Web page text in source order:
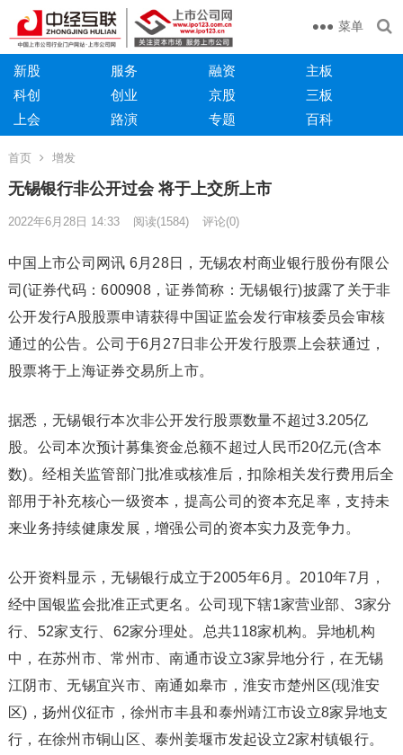
菜单
新股 服务 融资
主板
科创
创业 京股
三板
上会
路演 专题 百科
首页 增发
无锡银行非公开过会 将于上交所上市
2022年6月28日 14:33 阅读(1584) 评论(0)
中国上市公司网讯 6月28日，无锡农村商业银行股份有限公
司(证券代码：600908，证券简称：无锡银行)披露了关于非
公开发行A股股票申请获得中国证监会发行审核委员会审核
通过的公告。公司于6月27日非公开发行股票上会获通过，
股票将于上海证券交易所上市。
据悉，无锡银行本次非公开发行股票数量不超过3.205亿
股。公司本次预计募集资金总额不超过人民币20亿元(含本
数)。经相关监管部门批准或核准后，扣除相关发行费用后全
部用于补充核心一级资本，提高公司的资本充足率，支持未
来业务持续健康发展，增强公司的资本实力及竞争力。
公开资料显示，无锡银行成立于2005年6月。2010年7月，
经中国银监会批准正式更名。公司现下辖1家营业部、3家分
行、52家支行、62家分理处。总共118家机构。异地机构
中，在苏州市、常州市、南通市设立3家异地分行，在无锡
江阴市、无锡宜兴市、南通如皋市，淮安市楚州区(现淮安
区)，扬州仪征市，徐州市丰县和泰州靖江市设立8家异地支
行，在徐州市铜山区、泰州姜堰市发起设立2家村镇银行。